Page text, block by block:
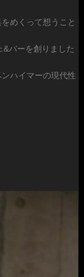
めくって想うこと
バーを創りました
ハイマーの現代性